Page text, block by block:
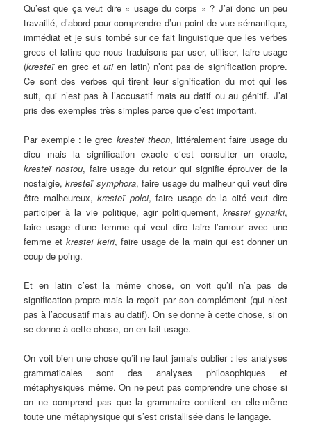
Qu’est que ça veut dire « usage du corps » ? J’ai donc un peu
travaillé, d’abord pour comprendre d’un point de vue sémantique,
immédiat et je suis tombé sur ce fait linguistique que les verbes
grecs et latins que nous traduisons par user, utiliser, faire usage
(kresteïen grec etutien latin) n’ont pas de signification propre.
Ce sont des verbes qui tirent leur signification du mot qui les
suit, qui n’est pas à l’accusatif mais au datif ou au génitif. J’ai
pris des exemples très simples parce que c’est important.
Par exemple : le grec kresteï theon, littéralement faire usage du
dieu mais la signification exacte c’est consulter un oracle,
kresteï nostou, faire usage du retour qui signifie éprouver de la
nostalgie,kresteï symphora, faire usage du malheur qui veut dire
être malheureux,kresteï polei, faire usage de la cité veut dire
participer à la vie politique, agir politiquement,kresteï gynaïki,
faire usage d’une femme qui veut dire faire l’amour avec une
femme etkresteï keïri, faire usage de la main qui est donner un
coup de poing.
Et en latin c’est la même chose, on voit qu’il n’a pas de
signification propre mais la reçoit par son complément (qui n’est
pas à l’accusatif mais au datif). On se donne à cette chose, si on
se donne à cette chose, on en fait usage.
On voit bien une chose qu’il ne faut jamais oublier : les analyses
grammaticales sont des analyses philosophiques et
métaphysiques même. On ne peut pas comprendre une chose si
on ne comprend pas que la grammaire contient en elle-même
toute une métaphysique qui s’est cristallisée dans le langage.